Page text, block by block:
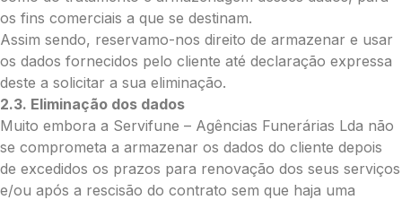
Pequena (€85)
Média (€100)
Grande (€115)
Cruz:
Pequena (€85)
Média (€100)
Grande (€115)
Coração:
os fins comerciais a que se destinam.
Assim sendo, reservamo-nos direito de armazenar e usar
os dados fornecidos pelo cliente até declaração expressa
deste a solicitar a sua eliminação.
2.3. Eliminação dos dados
Muito embora a Servifune – Agências Funerárias Lda não
se comprometa a armazenar os dados do cliente depois
de excedidos os prazos para renovação dos seus serviços
e/ou após a rescisão do contrato sem que haja uma